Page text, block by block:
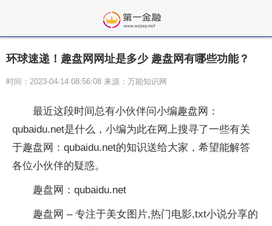
环球速递！趣盘网网址是多少 趣盘网有哪些功能？
时间：2023-04-14 08:56:08 来源：万能知识网
最近这段时间总有小伙伴问小编趣盘网：
qubaidu.net是什么，小编为此在网上搜寻了一些有关
于趣盘网：qubaidu.net的知识送给大家，希望能解答
各位小伙伴的疑惑。
趣盘网：qubaidu.net
趣盘网 – 专注于美女图片,热门电影,txt小说分享的